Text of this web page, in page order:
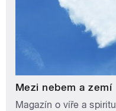
Mezi nebem a zemí
Magazín o víře a